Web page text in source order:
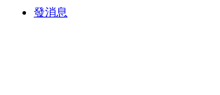
發消息